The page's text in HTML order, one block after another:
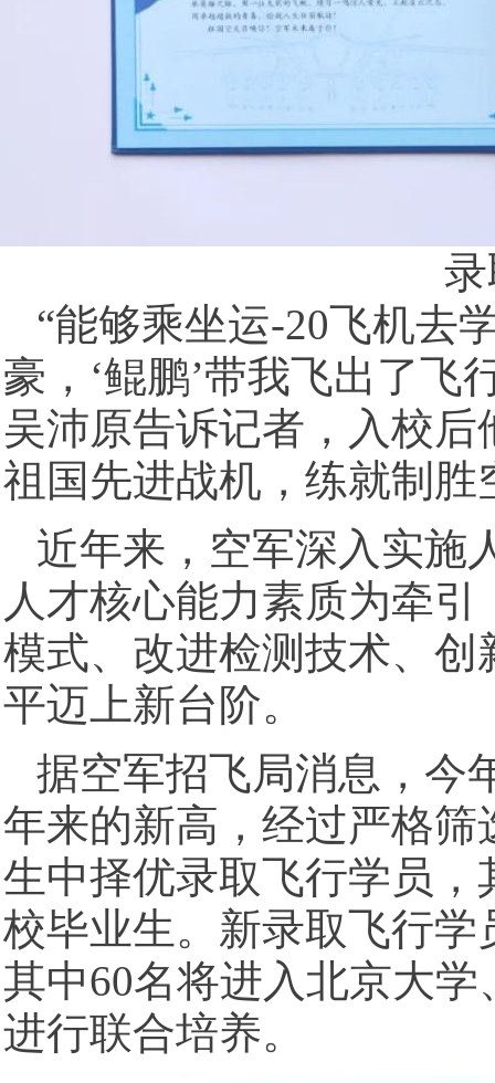
录
“能够乘坐运-20飞机去
豪，‘鲲鹏’带我飞出了飞
吴沛原告诉记者，入校
祖国先进战机，练就制胜
近年来，空军深入实施
人才核心能力素质为牵
模式、改进检测技术、
平迈上新台阶。
据空军招飞局消息，今
年来的新高，经过严格
生中择优录取飞行学员
校毕业生。新录取飞行
其中60名将进入北京大
进行联合培养。